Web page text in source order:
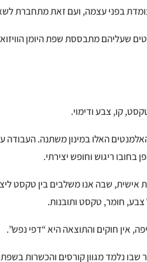
בפני עצמה, ועם זאת מתחברת
שעליהם מתבססת שפת היומן
קו, צבע ודימוי.
האלו במינון משתנה.
בחובו ריגוש וחופש יצירתי.
אישית, שבה אנו משלבים בין טקסט
צבע, חומר, טקסט ותובנות.
אין חוקים והתוצאה היא “דפי נפש”.
נלמד מגוון קורסים והכשרות בשפת